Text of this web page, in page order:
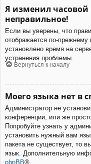
Я изменил часовой
неправильное!
Если вы уверены, что
отображается по-прежнему
установлено время на
устранения проблемы.
Вернуться к началу
Моего языка нет в
Администратор не
конференции, или же
Попробуйте узнать у
установить нужный вам
пакета не существует, то
язык. Дополнительную
phpBB®.